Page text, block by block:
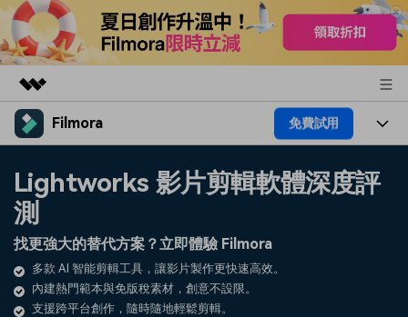
精選產品
實用工具
商務
總覽
解決方案
關於我們
新聞中心
商店
Filmora 免費試用
平台
功能
素材
AI
影片 / 照片
音訊
解決方案
熱門人群
部落格
Lightworks 影片剪輯軟體深度評
測
找更強大的替代方案？立即體驗 Filmora
多款 AI 智能剪輯工具，讓影片製作更快速高效。
內建熱門範本與免版稅素材，創意不設限。
支援跨平台創作，隨時隨地輕鬆剪輯。